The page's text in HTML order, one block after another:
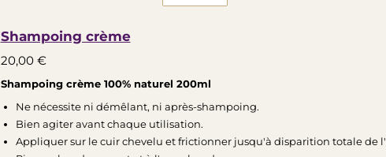
Shampoing crème
20,00 €
Shampoing crème 100% naturel 200ml
Ne nécessite ni démêlant, ni après-shampoing.
Bien agiter avant chaque utilisation.
Appliquer sur le cuir chevelu et frictionner jusqu'à disparition totale de